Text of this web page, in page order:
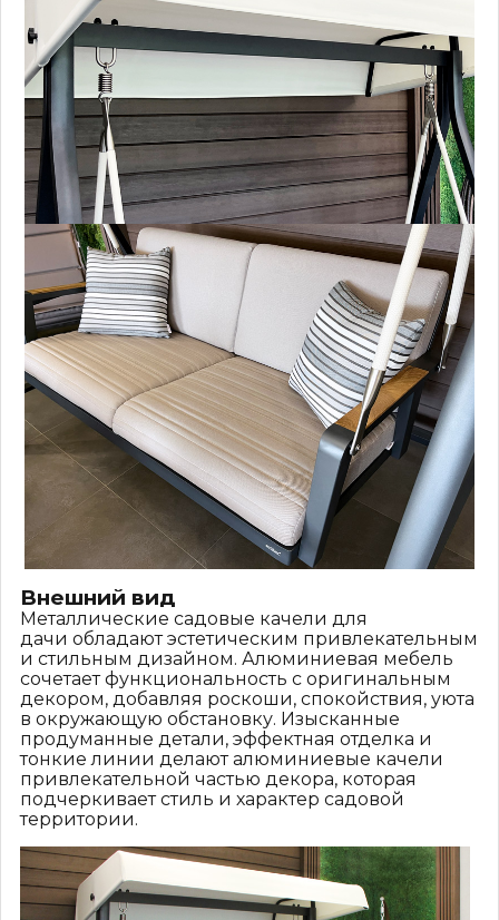
Внешний вид
Металлические садовые качели для
дачи обладают эстетическим привлекательным
и стильным дизайном. Алюминиевая мебель
сочетает функциональность с оригинальным
декором, добавляя роскоши, спокойствия, уюта
в окружающую обстановку. Изысканные
продуманные детали, эффектная отделка и
тонкие линии делают алюминиевые качели
привлекательной частью декора, которая
подчеркивает стиль и характер садовой
территории.